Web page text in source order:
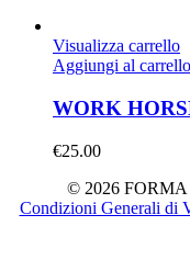
Visualizza carrello
Aggiungi al carrello
WORK
€25.00
© 2026
Condizioni Generali di